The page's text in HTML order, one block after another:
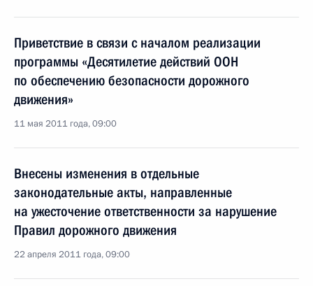
Приветствие в связи с началом реализации
программы «Десятилетие действий ООН
по обеспечению безопасности дорожного
движения»
11 мая 2011 года, 09:00
Внесены изменения в отдельные
законодательные акты, направленные
на ужесточение ответственности за нарушение
Правил дорожного движения
22 апреля 2011 года, 09:00